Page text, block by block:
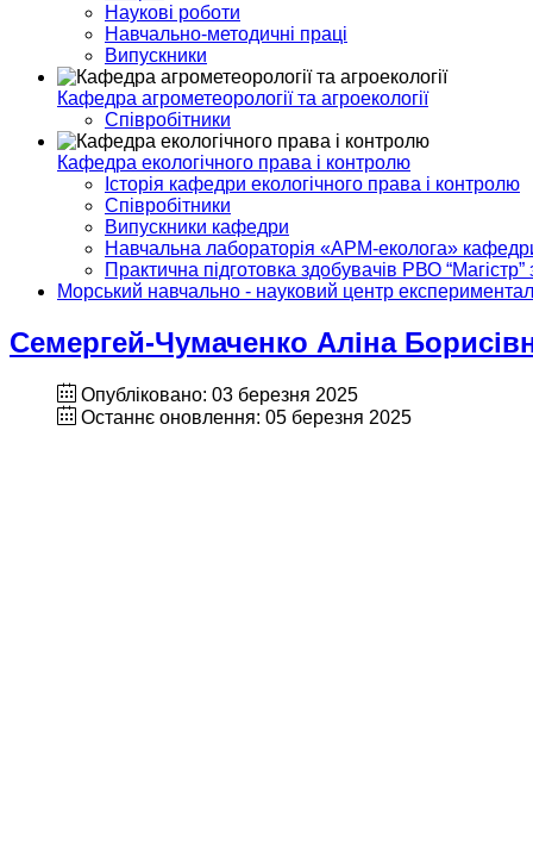
Наукові роботи
Навчально-методичні праці
Випускники
Кафедра агрометеорології та агроекології
Співробітники
Кафедра екологічного права і контролю
Історія кафедри екологічного права і контролю
Співробітники
Випускники кафедри
Навчальна лабораторія «АРМ-еколога»
Практична підготовка здобувачів РВО
Морський навчально - науковий центр
Семергей-Чумаченко Аліна
Опубліковано: 03 березня 2025
Останнє оновлення: 05 березня 2025